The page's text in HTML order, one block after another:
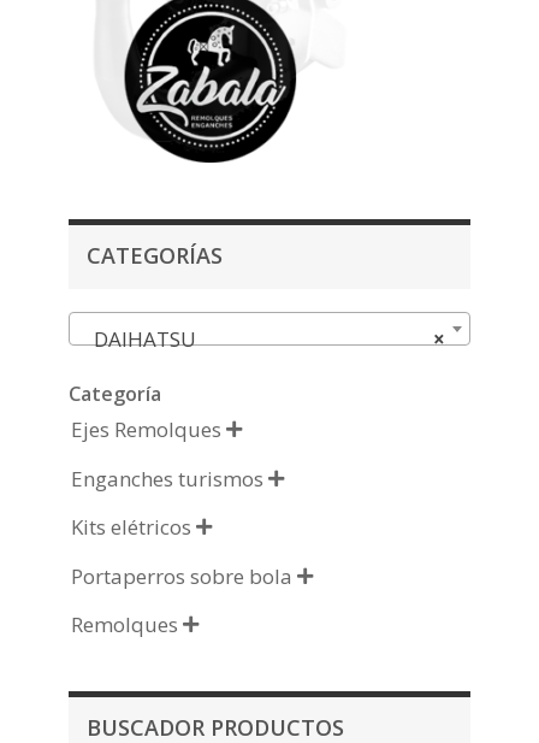
CATEGORÍAS
×
DAIHATSU
Categoría
Ejes Remolques 
Enganches turismos 
Kits elétricos 
Portaperros sobre bola 
Remolques 
BUSCADOR PRODUCTOS